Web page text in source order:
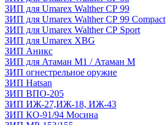
ЗИП для Umarex Walther СР 99
ЗИП для Umarex Walther СР 99 Compact
ЗИП для Umarex Walther СР Sport
ЗИП для Umarex XBG
ЗИП Аникс
ЗИП для Атаман М1 / Атаман М
ЗИП огнестрельное оружие
ЗИП Hatsan
ЗИП ВПО-205
ЗИП ИЖ-27,ИЖ-18, ИЖ-43
ЗИП КО-91/94 Мосина